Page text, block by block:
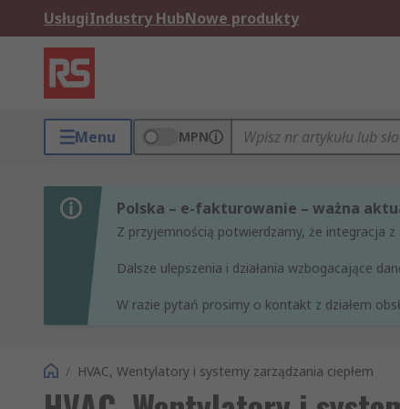
UsługiIndustry HubNowe produkty
Menu MPN
Polska – e-fakturowanie – ważna
Z przyjemnością potwierdzamy, że integracja
Dalsze ulepszenia i działania wzbogacające
W razie pytań prosimy o kontakt z działem
/ HVAC, Wentylatory i systemy zarządzania ciepłem